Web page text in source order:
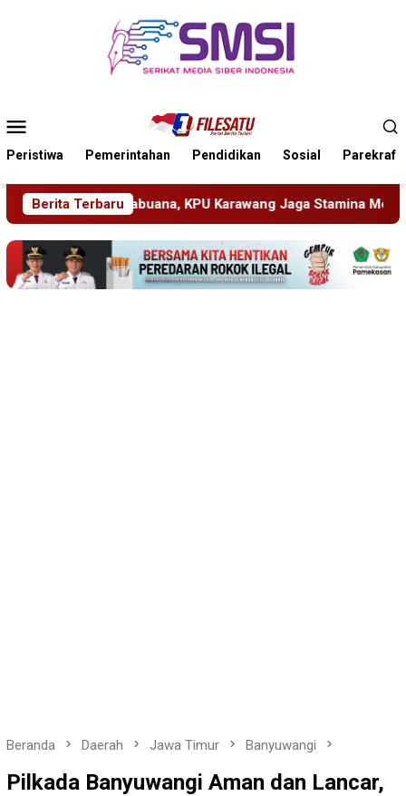
Mobile
Peristiwa Pemerintahan Pendidikan Sosial Parekraf
Berita Terbaru
Jaga Stamina Menuju Pemilu 2029 Perkenalkan
Beranda Daerah Jawa Timur Banyuwangi
Pilkada Banyuwangi Aman dan Lancar,